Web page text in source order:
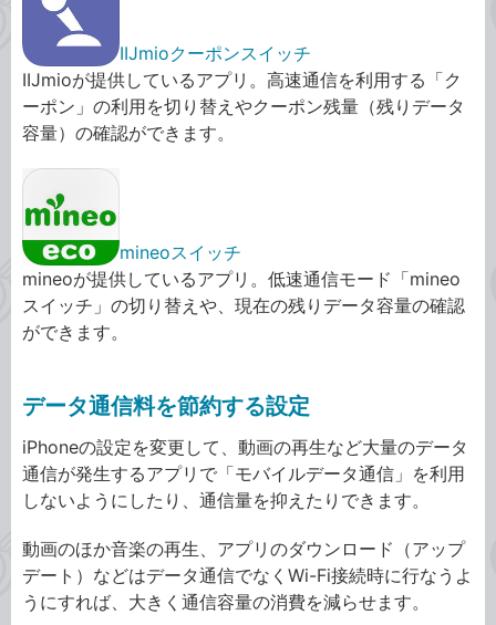
IIJmioクーポンスイッチ
IIJmioが提供しているアプリ。高速通信を利用する「ク
ーポン」の利用を切り替えやクーポン残量（残りデータ
容量）の確認ができます。
mineoスイッチ
mineoが提供しているアプリ。低速通信モード「mineo
スイッチ」の切り替えや、現在の残りデータ容量の確認
ができます。
データ通信料を節約する設定
iPhoneの設定を変更して、動画の再生など大量のデータ
通信が発生するアプリで「モバイルデータ通信」を利用
しないようにしたり、通信量を抑えたりできます。
動画のほか音楽の再生、アプリのダウンロード（アップ
デート）などはデータ通信でなくWi-Fi接続時に行なうよ
うにすれば、大きく通信容量の消費を減らせます。